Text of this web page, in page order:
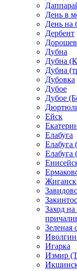
День в
День на
Дербент
Дубна
Дубна
Дубна
Дубовка
Дубое
Дубое
Ейск
Елабуга
Жиганск
Заход
Зеленая
Игарка
Измир